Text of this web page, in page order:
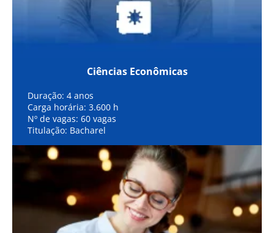
Ciências Econômicas
Duração: 4 anos
Carga horária: 3.600 h
Nº de vagas: 60 vagas
Titulação: Bacharel